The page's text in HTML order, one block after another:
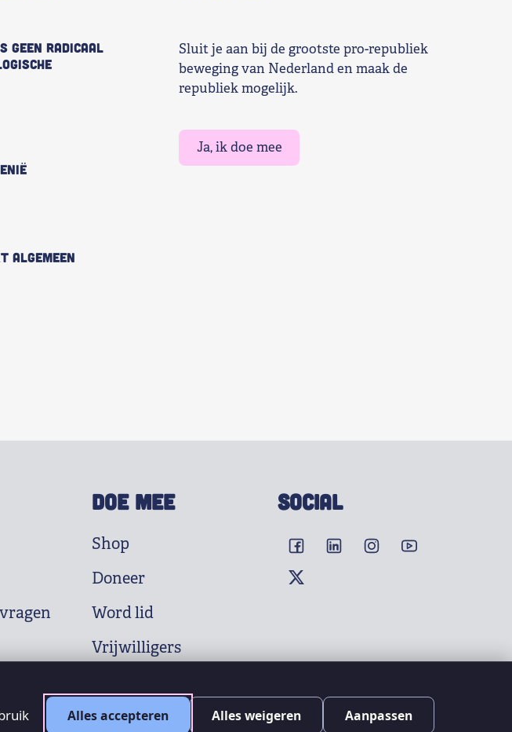
geen radicaal
Algemeen
Sluit je aan bij de grootste pro-republiek
beweging van Nederland en maak de
republiek mogelijk.
Ja, ik doe mee
DOE MEE
Shop
Doneer
Word lid
Vrijwilligers
SOCIAL
Alles accepteren Alles weigeren Aanpassen